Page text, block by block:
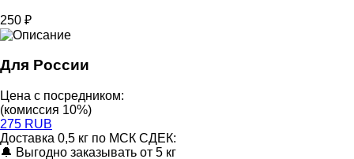
250 ₽
Для России
Цена с посредником:
(комиссия 10%)
275 RUB
Доставка 0,5 кг по МСК СДЕК:
🔔 Выгодно заказывать от 5 кг